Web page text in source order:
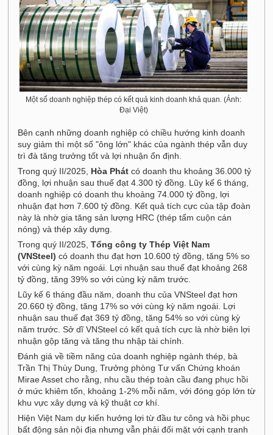
Một số doanh nghiệp thép có kết quả kinh doanh khả quan. (Ảnh:
Đại Việt)
Bên cạnh những doanh nghiệp có chiều hướng kinh doanh
suy giảm thì một số "ông lớn" khác của ngành thép vẫn duy
trì đà tăng trưởng tốt và lợi nhuận ổn định.
Trong quý II/2025, Hòa Phát có doanh thu khoảng 36.000 tỷ
đồng, lợi nhuận sau thuế đạt 4.300 tỷ đồng. Lũy kế 6 tháng,
doanh nghiệp có doanh thu khoảng 74.000 tỷ đồng, lợi
nhuận đạt hơn 7.600 tỷ đồng. Kết quả tích cực của tập đoàn
này là nhờ gia tăng sản lượng HRC (thép tấm cuộn cán
nóng) và thép xây dựng.
Trong quý II/2025, Tổng công ty Thép Việt Nam
(VNSteel) có doanh thu đạt hơn 10.600 tỷ đồng, tăng 5% so
với cùng kỳ năm ngoái. Lợi nhuận sau thuế đạt khoảng 268
tỷ đồng, tăng 39% so với cùng kỳ năm trước.
Lũy kế 6 tháng đầu năm, doanh thu của VNSteel đạt hơn
20.660 tỷ đồng, tăng 17% so với cùng kỳ năm ngoái. Lợi
nhuận sau thuế đạt 369 tỷ đồng, tăng 54% so với cùng kỳ
năm trước. Sở dĩ VNSteel có kết quả tích cực là nhờ biên lợi
nhuận gộp tăng và tăng thu nhập tài chính.
Đánh giá về tiềm năng của doanh nghiệp ngành thép, bà
Trần Thị Thùy Dung, Trưởng phòng Tư vấn Chứng khoán
Mirae Asset cho rằng, nhu cầu thép toàn cầu đang phục hồi
ở mức khiêm tốn, khoảng 1-2% mỗi năm, với đóng góp lớn từ
khu vực xây dựng và kỹ thuật cơ khí.
Hiện Việt Nam dự kiến hưởng lợi từ đầu tư công và hồi phục
bất động sản nội địa nhưng vẫn phải đối mặt với cạnh tranh